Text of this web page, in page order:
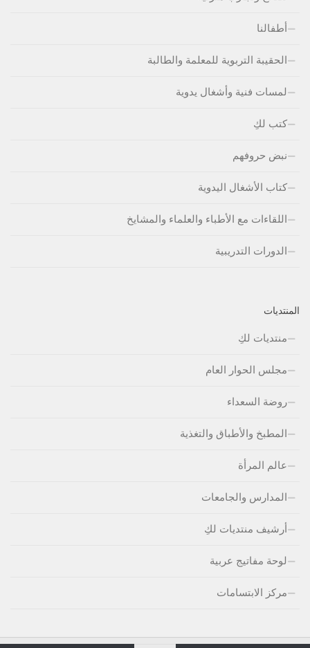
أطفالنا
الحقيبة التربوية للمعلمة والطالبة
لمسات فنية وأشغال يدوية
كتب لكِ
نبض حروفهم
كتاب الأشغال اليدوية
اللقاءات مع الأطباء والعلماء والمشايخ
الدورات التدريبية
المنتديات
منتديات لكِ
مجلس الحوار العام
روضة السعداء
المطبخ والأطباق والتغذية
عالم المرأة
المدارس والجامعات
أرشيف منتديات لكِ
لوحة مفاتيج عربية
مركز الابتسامات